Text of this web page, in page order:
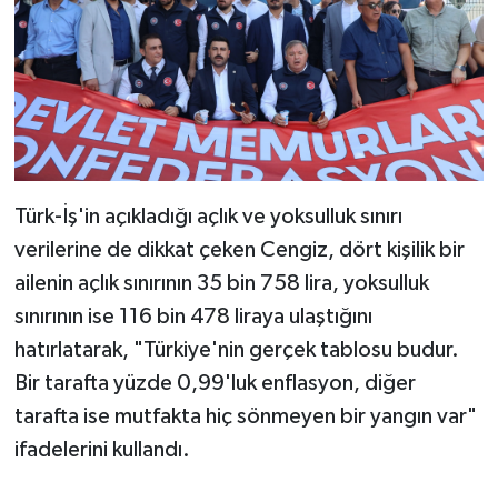
Türk-İş'in açıkladığı açlık ve yoksulluk sınırı
verilerine de dikkat çeken Cengiz, dört kişilik bir
ailenin açlık sınırının 35 bin 758 lira, yoksulluk
sınırının ise 116 bin 478 liraya ulaştığını
hatırlatarak, "Türkiye'nin gerçek tablosu budur.
Bir tarafta yüzde 0,99'luk enflasyon, diğer
tarafta ise mutfakta hiç sönmeyen bir yangın var"
ifadelerini kullandı.